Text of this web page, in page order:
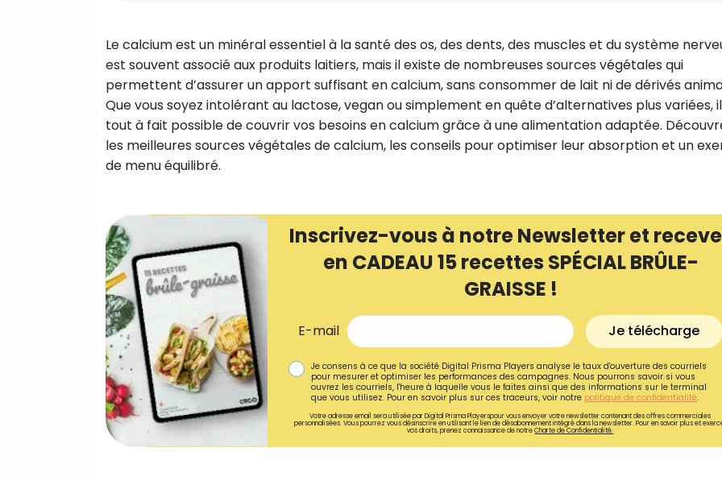
Le calcium est un minéral essentiel à la santé des os, des dents, des muscles et du système
est souvent associé aux produits laitiers, mais il existe de nombreuses sources végétales qui
permettent d’assurer un apport suffisant en calcium, sans consommer de lait ni de dérivés
Que vous soyez intolérant au lactose, vegan ou simplement en quête d’alternatives plus variées,
tout à fait possible de couvrir vos besoins en calcium grâce à une alimentation adaptée.
les meilleures sources végétales de calcium, les conseils pour optimiser leur absorption et un
de menu équilibré.
Inscrivez-vous à notre Newsletter et
en CADEAU 15 recettes SPÉCIAL BRÛLE-
GRAISSE !
E-mail Je télécharge
Je consens à ce que la société Digital Prisma Players analyse le taux d'ouverture des courriels
pour mesurer et optimiser les performances des campagnes. Nous pourrons savoir si vous
ouvrez les courriels, l'heure à laquelle vous le faites ainsi que des informations sur le terminal
que vous utilisez. Pour en savoir plus sur ces traceurs, voir notre politique de confidentialité.
Votre adresse email sera utilisée par Digital Prisma Playerspour vous envoyer votre newsletter contenant des offres commerciales
personnalisées. Vous pourrez vous désinscrire en utilisant le lien de désabonnement intégré dans la newsletter. Pour en savoir plus et
vos droits, prenez connaissance de notreCharte de Confidentialité.